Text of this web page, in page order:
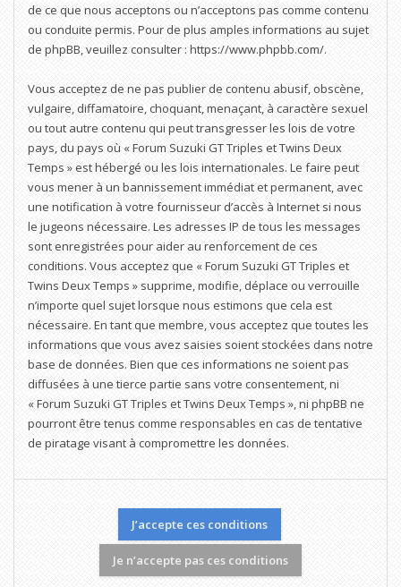
de ce que nous acceptons ou n’acceptons pas comme contenu
ou conduite permis. Pour de plus amples informations au sujet
de phpBB, veuillez consulter : https://www.phpbb.com/.
Vous acceptez de ne pas publier de contenu abusif, obscène,
vulgaire, diffamatoire, choquant, menaçant, à caractère sexuel
ou tout autre contenu qui peut transgresser les lois de votre
pays, du pays où « Forum Suzuki GT Triples et Twins Deux
Temps » est hébergé ou les lois internationales. Le faire peut
vous mener à un bannissement immédiat et permanent, avec
une notification à votre fournisseur d’accès à Internet si nous
le jugeons nécessaire. Les adresses IP de tous les messages
sont enregistrées pour aider au renforcement de ces
conditions. Vous acceptez que « Forum Suzuki GT Triples et
Twins Deux Temps » supprime, modifie, déplace ou verrouille
n’importe quel sujet lorsque nous estimons que cela est
nécessaire. En tant que membre, vous acceptez que toutes les
informations que vous avez saisies soient stockées dans notre
base de données. Bien que ces informations ne soient pas
diffusées à une tierce partie sans votre consentement, ni
« Forum Suzuki GT Triples et Twins Deux Temps », ni phpBB ne
pourront être tenus comme responsables en cas de tentative
de piratage visant à compromettre les données.